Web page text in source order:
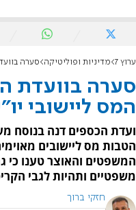
ערוץ 7 מדיניות ופוליטיקה סערה
סערה בוועדת
המס ליישובי
ועדת הכספים דנה בנוסח
הטבות מס ליישובים
המשפטים והאוצר טענו כי
משפטיים ותהיות לגבי
חזקי ברוך